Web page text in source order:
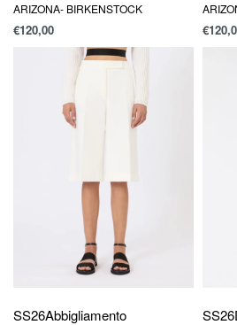
ARIZONA- BIRKENSTOCK
€120,00 €
SS26Abbigliamento
SS26